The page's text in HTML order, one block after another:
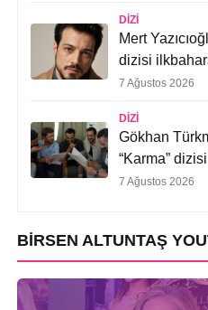
DIZI
Mert
dizisi
7 Ağustos 2026
DIZI
Gökhan
“Karma”
7 Ağustos 2026
BIRSEN ALTUNTAŞ